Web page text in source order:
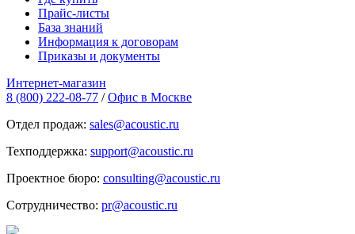
Прайс-листы
База знаний
Информация к договорам
Приказы и документы
Интернет-магазин
8 (800) 222-08-77 / Офис в Москве
Отдел продаж: sales@acoustic.ru
Техподдержка: support@acoustic.ru
Проектное бюро: consulting@acoustic.ru
Сотрудничество: pr@acoustic.ru